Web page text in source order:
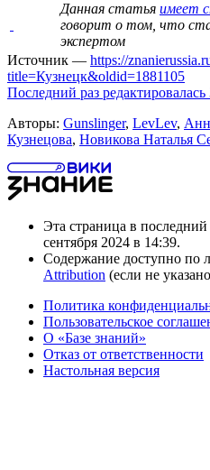
Данная статья имеет
говорит о том, что
экспертом
Источник — https://
title=Кузнецк&oldid=1881105
Последний раз
Авторы: Gunslinger, LevLev,
Кузнецова, Новикова Наталья
Эта страница в
сентября 2024 в 14:39.
Содержание доступно по
Attribution (если не
Политика
Пользовательское
О «Базе знаний»
Отказ от ответственности
Настольная версия